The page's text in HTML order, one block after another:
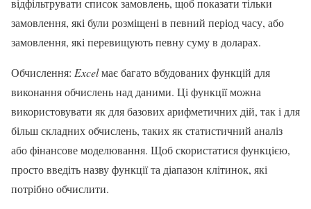
відфільтрувати список замовлень, щоб показати тільки
замовлення, які були розміщені в певний період часу, або
замовлення, які перевищують певну суму в доларах.
Обчислення: Excelмає багато вбудованих функцій для
виконання обчислень над даними. Ці функції можна
використовувати як для базових арифметичних дій, так і для
більш складних обчислень, таких як статистичний аналіз
або фінансове моделювання. Щоб скористатися функцією,
просто введіть назву функції та діапазон клітинок, які
потрібно обчислити.